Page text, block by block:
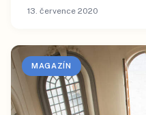
13. července 2020
MAGAZÍN